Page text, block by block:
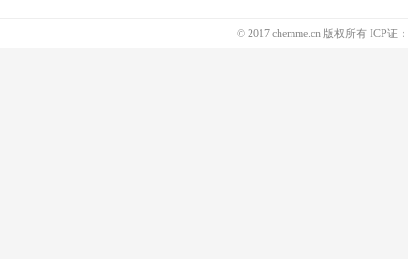
© 2017 chemme.cn 版权所有 ICP证：